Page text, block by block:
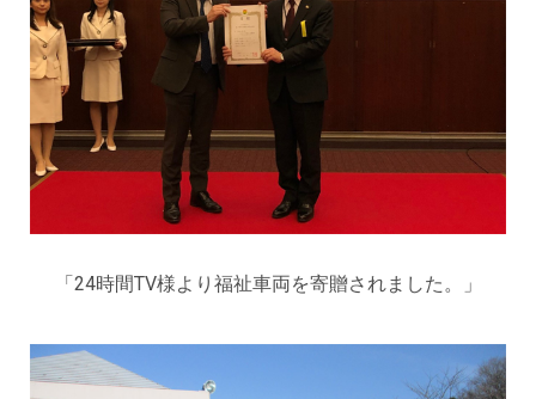
「24時間TV様より福祉車両を寄贈されました。」